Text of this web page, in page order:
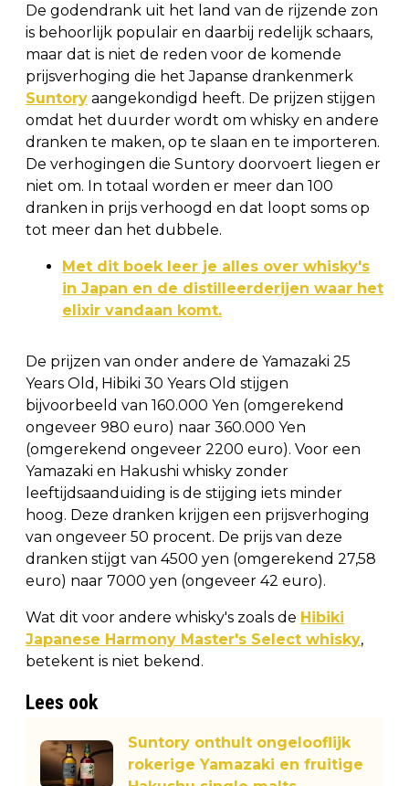
De godendrank uit het land van de rijzende zon
is behoorlijk populair en daarbij redelijk schaars,
maar dat is niet de reden voor de komende
prijsverhoging die het Japanse drankenmerk
Suntory aangekondigd heeft. De prijzen stijgen
omdat het duurder wordt om whisky en andere
dranken te maken, op te slaan en te importeren.
De verhogingen die Suntory doorvoert liegen er
niet om. In totaal worden er meer dan 100
dranken in prijs verhoogd en dat loopt soms op
tot meer dan het dubbele.
Met dit boek leer je alles over whisky's
in Japan en de distilleerderijen waar het
elixir vandaan komt.
De prijzen van onder andere de Yamazaki 25
Years Old, Hibiki 30 Years Old stijgen
bijvoorbeeld van 160.000 Yen (omgerekend
ongeveer 980 euro) naar 360.000 Yen
(omgerekend ongeveer 2200 euro). Voor een
Yamazaki en Hakushi whisky zonder
leeftijdsaanduiding is de stijging iets minder
hoog. Deze dranken krijgen een prijsverhoging
van ongeveer 50 procent. De prijs van deze
dranken stijgt van 4500 yen (omgerekend 27,58
euro) naar 7000 yen (ongeveer 42 euro).
Wat dit voor andere whisky's zoals de Hibiki
Japanese Harmony Master's Select whisky,
betekent is niet bekend.
Lees ook
Suntory onthult ongelooflijk
rokerige Yamazaki en fruitige